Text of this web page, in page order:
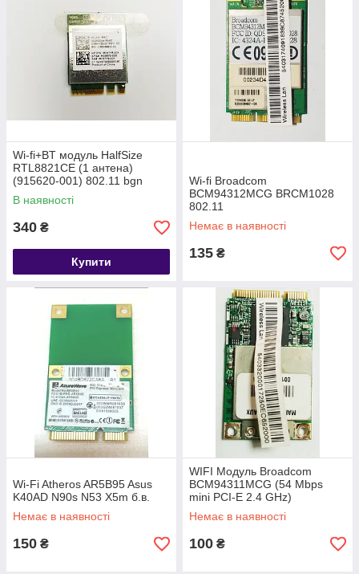
Wi-fi+BT модуль HalfSize
RTL8821CE (1 антена)
(915620-001) 802.11 bgn
300Mbps 5 GHz до ноутбуків
HP 15 HP 17
В наявності
340 ₴
Купити
Wi-fi Broadcom
BCM94312MCG BRCM1028
802.11
Немає в наявності
135 ₴
Wi-Fi Atheros AR5B95 Asus
K40AD N90s N53 X5m б.в.
Немає в наявності
150 ₴
WIFI Модуль Broadcom
BCM94311MCG (54 Mbps
mini PCI-E 2.4 GHz)
Немає в наявності
100 ₴